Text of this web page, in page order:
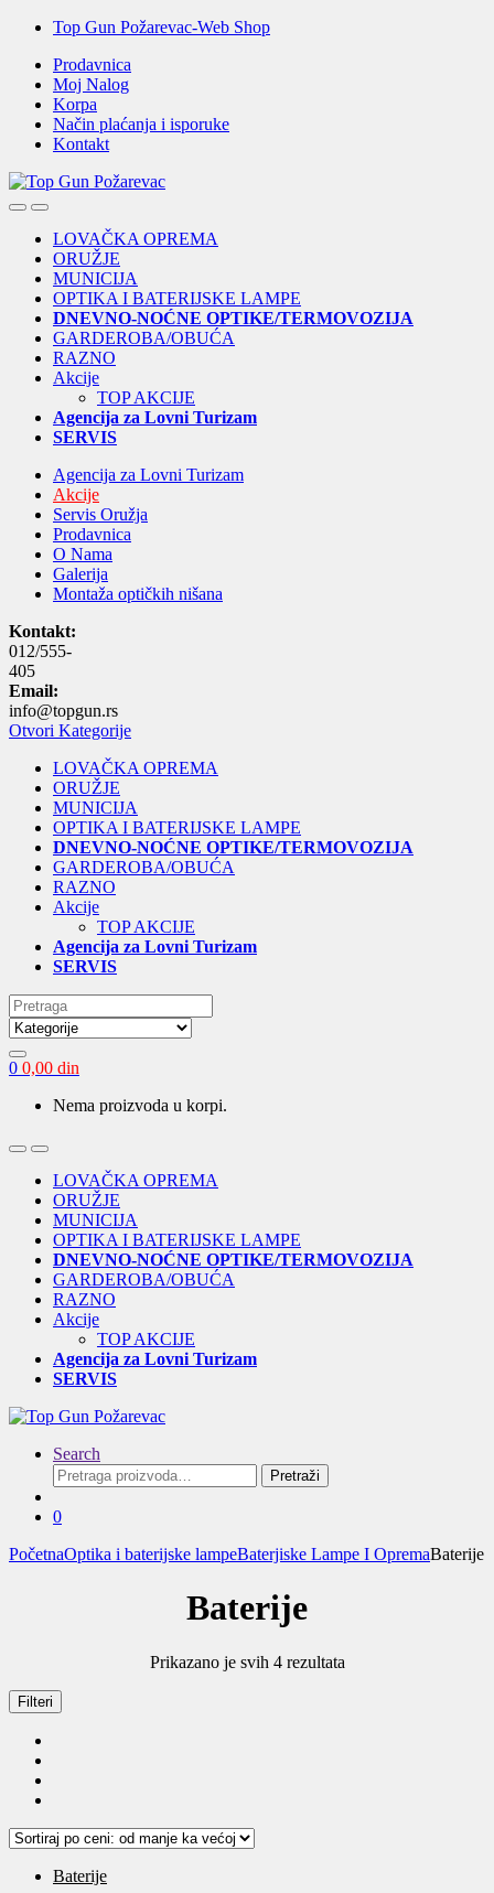
Skip
navigation
Skip
content
Top Gun Požarevac-Web Shop
Prodavnica
Moj Nalog
Korpa
Način plaćanja i isporuke
Kontakt
OpenClose
LOVAČKA OPREMA
ORUŽJE
MUNICIJA
OPTIKA I BATERIJSKE LAMPE
DNEVNO-NOĆNE OPTIKE/TERMOVOZIJA
GARDEROBA/OBUĆA
RAZNO
Akcije
TOP AKCIJE
Agencija za Lovni Turizam
SERVIS
Agencija za Lovni Turizam
Akcije
Servis Oružja
Prodavnica
O Nama
Galerija
Montaža optičkih nišana
Kontakt:
012/555-
405
Email:
info@topgun.rs
Otvori Kategorije
LOVAČKA OPREMA
ORUŽJE
MUNICIJA
OPTIKA I BATERIJSKE LAMPE
DNEVNO-NOĆNE OPTIKE/TERMOVOZIJA
GARDEROBA/OBUĆA
RAZNO
Akcije
TOP AKCIJE
Agencija za Lovni Turizam
SERVIS
Search
for:
0 0,00 din
Nema proizvoda u korpi.
OpenClose
LOVAČKA OPREMA
ORUŽJE
MUNICIJA
OPTIKA I BATERIJSKE LAMPE
DNEVNO-NOĆNE OPTIKE/TERMOVOZIJA
GARDEROBA/OBUĆA
RAZNO
Akcije
TOP AKCIJE
Agencija za Lovni Turizam
SERVIS
Search
Pretraga
za:
Pretraži
0
PočetnaOptika i baterijske lampeBaterjiske Lampe I OpremaBaterije
Baterije
Prikazano je svih 4 rezultataSortirano
Filteri
Baterije